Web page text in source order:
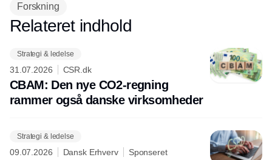
Forskning
Annonce
Relateret indhold
Strategi & ledelse
31.07.2026 CSR.dk
CBAM: Den nye CO2-regning
rammer også danske virksomheder
Strategi & ledelse
09.07.2026 Dansk Erhverv Sponseret